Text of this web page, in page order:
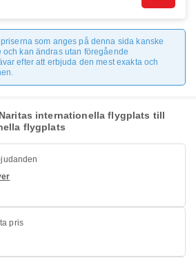
som anges på denna sida kanske
kan ändras utan föregående
efter att erbjuda den mest exakta och
internationella flygplats till
flygplats
pris